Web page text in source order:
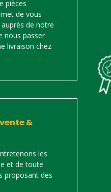
pièces
de vous
de notre
nous passer
livraison chez
&
les
et de toute
proposant des